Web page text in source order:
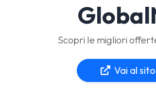
Scopri le migliori
Vai al